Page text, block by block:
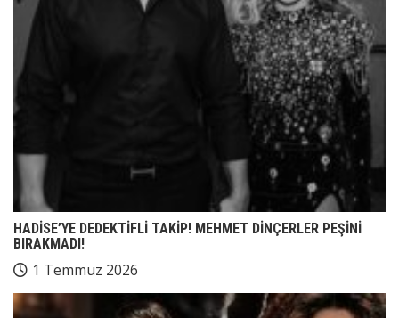
HADİSE’YE DEDEKTİFLİ TAKİP! MEHMET DİNÇERLER PEŞİNİ
BIRAKMADI!
1 Temmuz 2026